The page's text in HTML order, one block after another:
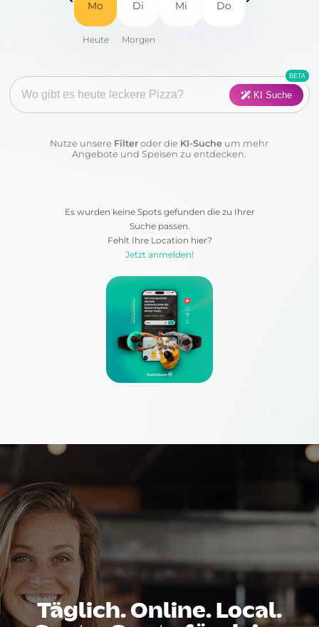
Fisch
Pasta
Sushi Vegan
Mo Di Mi Do
KI Suche
Nutze unsere Filter oder die KI-Suche um mehr
Angebote und Speisen zu entdecken.
Es wurden keine Spots gefunden die zu Ihrer
Suche passen.
Fehlt Ihre Location hier?
Jetzt anmelden!
Täglich. Online. Local.